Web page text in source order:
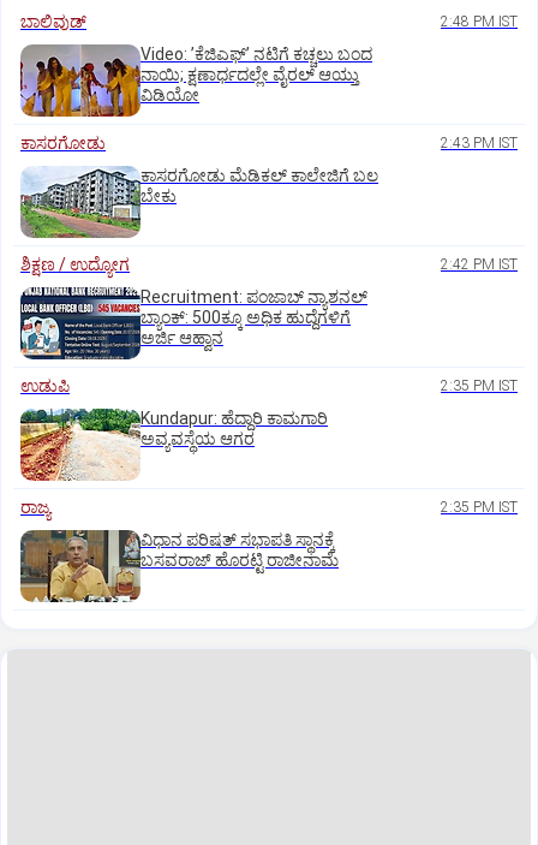
ಬಾಲಿವುಡ್‌ 2:48 PM IST
Video: ʼಕೆಜಿಎಫ್‌ʼ ನಟಿಗೆ ಕಚ್ಚಲು ಬಂದ
ನಾಯಿ; ಕ್ಷಣಾರ್ಧದಲ್ಲೇ ವೈರಲ್‌ ಆಯ್ತು
ವಿಡಿಯೋ
ಕಾಸರಗೋಡು 2:43 PM IST
ಕಾಸರಗೋಡು ಮೆಡಿಕಲ್‌ ಕಾಲೇಜಿಗೆ ಬಲ
ಬೇಕು
ಶಿಕ್ಷಣ / ಉದ್ಯೋಗ 2:42 PM IST
Recruitment: ಪಂಜಾಬ್‌ ನ್ಯಾಶನಲ್‌
ಬ್ಯಾಂಕ್:‌ 500ಕ್ಕೂ ಅಧಿಕ ಹುದ್ದೆಗಳಿಗೆ
ಅರ್ಜಿ ಆಹ್ವಾನ
ಉಡುಪಿ 2:35 PM IST
Kundapur: ಹೆದ್ದಾರಿ ಕಾಮಗಾರಿ
ಅವ್ಯವಸ್ಥೆಯ ಆಗರ
ರಾಜ್ಯ 2:35 PM IST
ವಿಧಾನ ಪರಿಷತ್ ಸಭಾಪತಿ ಸ್ಥಾನಕ್ಕೆ
ಬಸವರಾಜ್ ಹೊರಟ್ಟಿ ರಾಜೀನಾಮೆ